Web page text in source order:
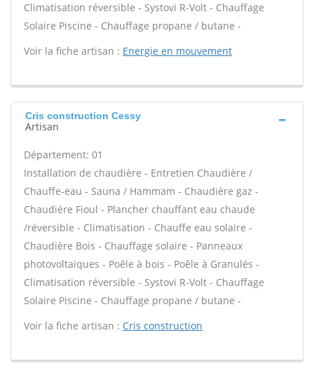
Climatisation réversible - Systovi R-Volt - Chauffage
Solaire Piscine - Chauffage propane / butane -
Voir la fiche artisan : Energie en mouvement
Cris construction Cessy
Artisan
Département: 01
Installation de chaudière - Entretien Chaudière /
Chauffe-eau - Sauna / Hammam - Chaudière gaz -
Chaudière Fioul - Plancher chauffant eau chaude
/réversible - Climatisation - Chauffe eau solaire -
Chaudière Bois - Chauffage solaire - Panneaux
photovoltaïques - Poêle à bois - Poêle à Granulés -
Climatisation réversible - Systovi R-Volt - Chauffage
Solaire Piscine - Chauffage propane / butane -
Voir la fiche artisan : Cris construction